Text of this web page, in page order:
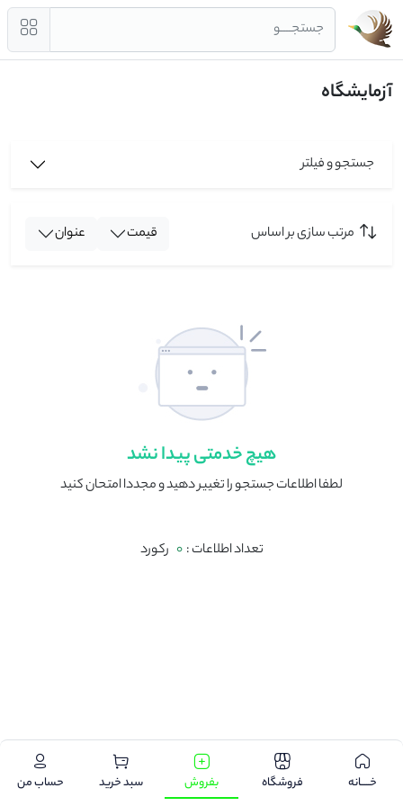
جستجــــو
آزمایشگاه
جستجو و فیلتر
مرتب سازی بر اساس قیمت عنوان
هیچ خدمتی پیدا نشد
لطفا اطلاعات جستجو را تغییر دهید و مجددا امتحان کنید
تعداد اطلاعات : 0 رکورد
خـــــانه فروشگاه بفروش سبد خرید حساب من